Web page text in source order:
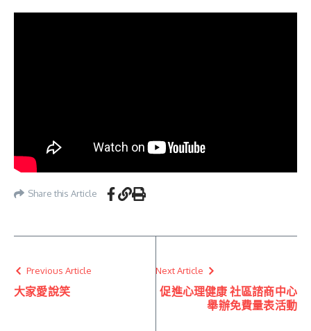
Share this Article
Previous Article
大家愛說笑
Next Article
促進心理健康 社區諮商中心
舉辦免費量表活動